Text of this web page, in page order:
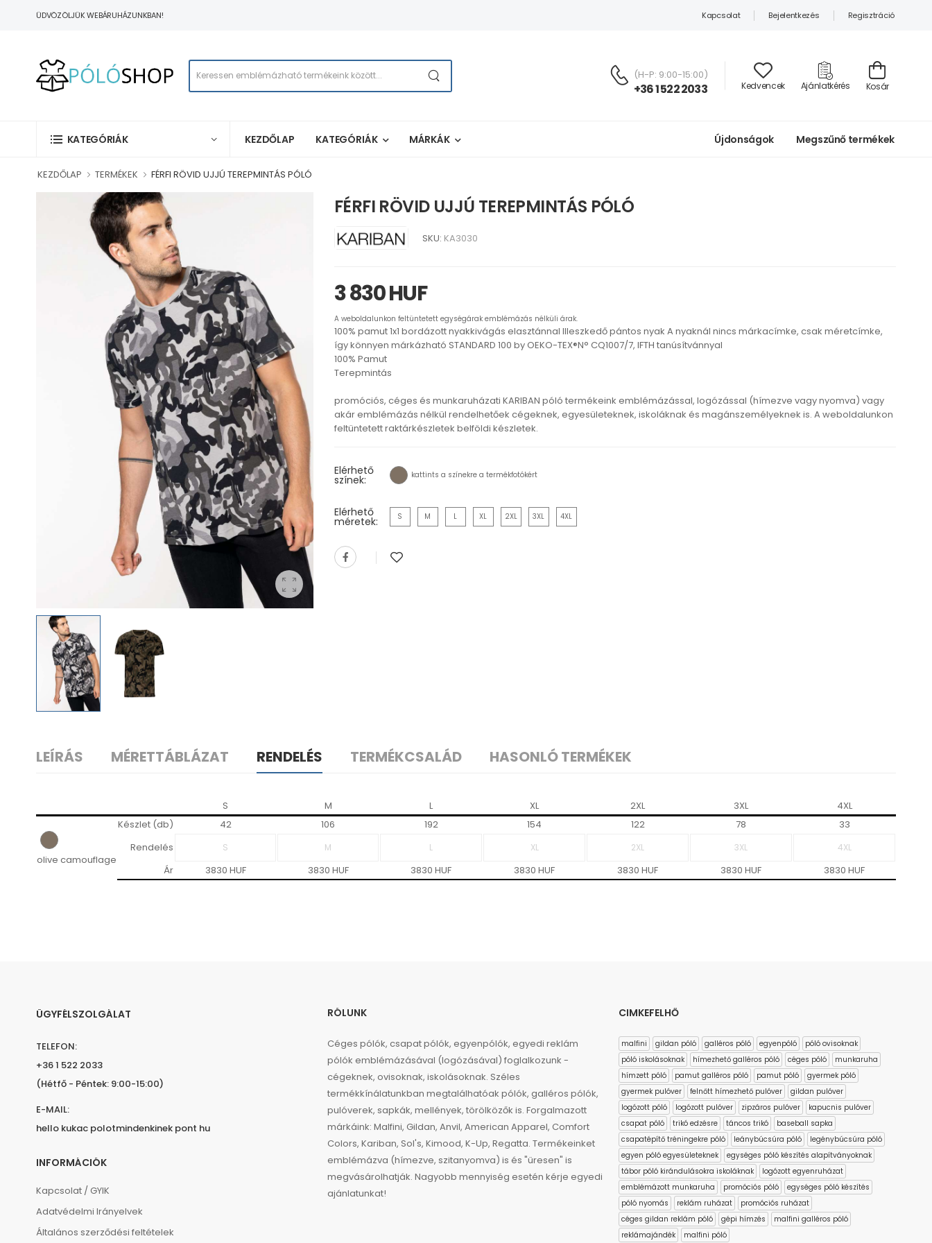
ÜDVÖZÖLJÜK WEBÁRUHÁZUNKBAN! Kapcsolat Bejelentkezés Regisztráció
(H-P: 9:00-15:00)
+36 1 522 2033 Kedvencek Ajánlatkérés Kosár
KATEGÓRIÁK KEZDŐLAP KATEGÓRIÁK MÁRKÁK Újdonságok Megszűnő termékek
KEZDŐLAP TERMÉKEK FÉRFI RÖVID UJJÚ TEREPMINTÁS PÓLÓ
FÉRFI RÖVID UJJÚ TEREPMINTÁS PÓLÓ
SKU: KA3030
3 830 HUF
A weboldalunkon feltüntetett egységárak emblémázás nélküli árak.
100% pamut 1x1 bordázott nyakkivágás elasztánnal Illeszkedő pántos nyak A nyaknál nincs márkacímke, csak méretcímke,
így könnyen márkázható STANDARD 100 by OEKO-TEX®N° CQ1007/7, IFTH tanúsítvánnyal
100% Pamut
Terepmintás
promóciós, céges és munkaruházati KARIBAN póló termékeink emblémázással, logózással (hímezve vagy nyomva) vagy
akár emblémázás nélkül rendelhetőek cégeknek, egyesületeknek, iskoláknak és magánszemélyeknek is. A weboldalunkon
feltüntetett raktárkészletek belföldi készletek.
Elérhető
színek: kattints a színekre a termékfotókért
Elérhető
méretek: S M L XL 2XL 3XL 4XL
LEÍRÁS MÉRETTÁBLÁZAT RENDELÉS TERMÉKCSALÁD HASONLÓ TERMÉKEK
S M L XL 2XL 3XL 4XL
olive camouflage
Készlet (db) 42 106 192 154 122 78
33
Rendelés
Ár
3830 HUF 3830 HUF 3830 HUF 3830 HUF 3830 HUF 3830 HUF 3830 HUF
ÜGYFÉLSZOLGÁLAT
TELEFON:
+36 1 522 2033
(Hétfő - Péntek: 9:00-15:00)
E-MAIL:
hello kukac polotmindenkinek pont hu
INFORMÁCIÓK
Kapcsolat / GYIK
Adatvédelmi Irányelvek
Általános szerződési feltételek
RÓLUNK
Céges pólók, csapat pólók, egyenpólók, egyedi reklám
pólók emblémázásával (logózásával) foglalkozunk -
cégeknek, ovisoknak, iskolásoknak. Széles
termékkínálatunkban megtalálhatóak pólók, galléros pólók,
pulóverek, sapkák, mellények, törölközők is. Forgalmazott
márkáink: Malfini, Gildan, Anvil, American Apparel, Comfort
Colors, Kariban, Sol's, Kimood, K-Up, Regatta. Termékeinket
emblémázva (hímezve, szitanyomva) is és "üresen" is
megvásárolhatják. Nagyobb mennyiség esetén kérje egyedi
ajánlatunkat!
CIMKEFELHŐ
malfini gildan póló galléros póló egyenpóló
póló ovisoknak
póló iskolásoknak
hímezhető galléros póló céges póló
munkaruha
hímzett póló
pamut galléros póló pamut póló
gyermek póló
gyermek pulóver
felnőtt hímezhető pulóver
gildan pulóver
logózott póló
logózott pulóver zipzáros pulóver
kapucnis pulóver
csapat póló
trikó edzésre táncos trikó
baseball sapka
csapatépítő tréningekre póló
leánybúcsúra póló
legénybúcsúra póló
egyen póló egyesületeknek
egységes póló készítés alapítványoknak
tábor póló kirándulásokra iskoláknak
logózott egyenruházat
emblémázott munkaruha
promóciós póló
egységes póló készítés
póló nyomás
reklám ruházat
promóciós ruházat
céges gildan reklám póló
gépi hímzés
malfini galléros póló
reklámajándék
malfini póló